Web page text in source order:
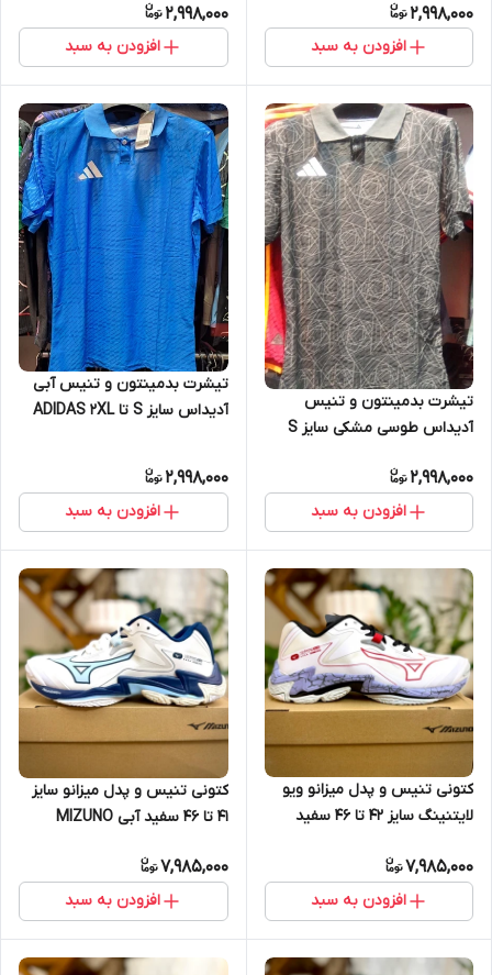
2,998,000
افزودن به سبد
2,998,000
افزودن به سبد
تیشرت بدمینتون و تنیس
آدیداس طوسی مشکی سایز S
2,998,000
افزودن به سبد
تیشرت بدمینتون و تنیس آبی
آدیداس سایز S تا ADIDAS 2XL
2,998,000
افزودن به سبد
کتونی تنیس و پدل میزانو ویو
لایتنینگ سایز 42 تا 46 سفید
LIGHTNING Z8
7,985,000
افزودن به سبد
کتونی تنیس و پدل میزانو سایز
41 تا 46 سفید آبی MIZUNO
7,985,000
افزودن به سبد